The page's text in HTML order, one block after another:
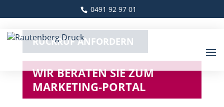
0491 92 97 01
RÜCKRUF ANFORDERN
WIR BERATEN SIE ZUM
MARKETING-PORTAL